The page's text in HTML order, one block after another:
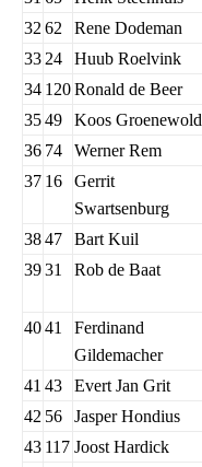
32 62 Rene Dodeman
33 24 Huub Roelvink
34 120Ronald de Beer
3549 Koos Groenewold
36 74 Werner Rem
37 16
Gerrit
Swartsenburg
3847 Bart Kuil
3931 Rob de Baat
4041
Ferdinand
Gildemacher
41 43 Evert Jan Grit
42 56 Jasper Hondius
43 117 Joost Hardick